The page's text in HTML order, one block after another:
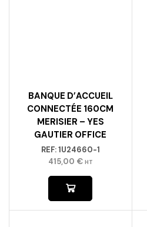
BANQUE D’ACCUEIL
CONNECTÉE 160CM
MERISIER – YES
GAUTIER OFFICE
REF:1U24660-1
415,00 € HT